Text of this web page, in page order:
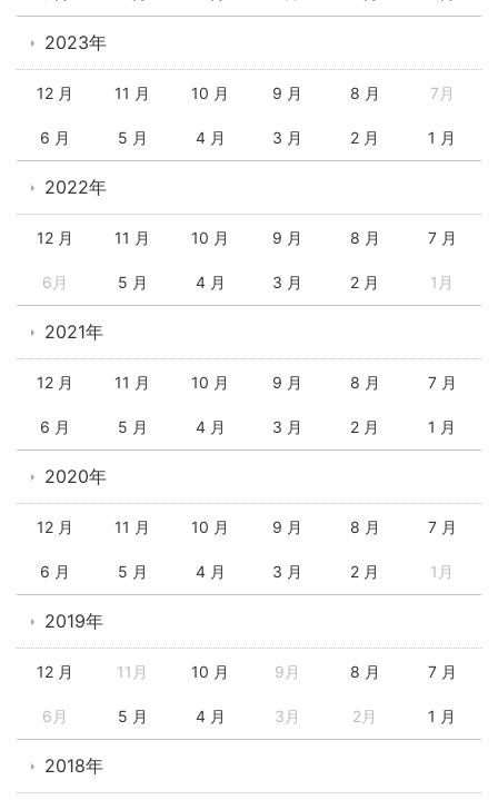
2023年
12 月 11 月 10 月 9 月 8 月 7月
6 月 5 月 4 月 3 月 2 月 1 月
2022年
12 月 11 月 10 月 9 月 8 月 7 月
6月 5 月 4 月 3 月 2 月 1月
2021年
12 月 11 月 10 月 9 月 8 月 7 月
6 月 5 月 4 月 3 月 2 月 1 月
2020年
12 月 11 月 10 月 9 月 8 月 7 月
6 月 5 月 4 月 3 月 2 月 1月
2019年
12 月 11月 10 月 9月 8 月 7 月
6月 5 月 4 月 3月 2月 1 月
2018年